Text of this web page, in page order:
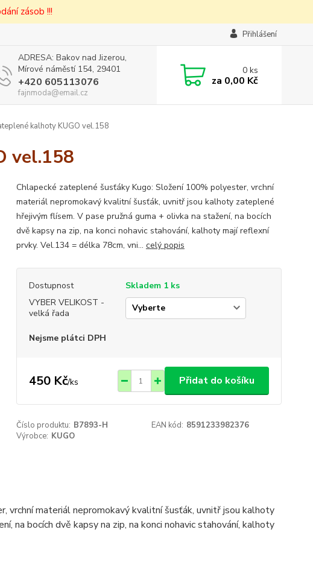
zásob !!!
Přihlášení
ADRESA: Bakov nad Jizerou,
Mírové náměstí 154, 29401
+420 605113076
fajnmoda@email.cz
0ks
za 0,00 Kč
kalhoty KUGO vel.158
vel.158
Chlapecké zateplené šusťáky Kugo: Složení 100% polyester, vrchní
materiál nepromokavý kvalitní šusťák, uvnitř jsou kalhoty zateplené
hřejivým flísem. V pase pružná guma + olivka na stažení, na bocích
dvě kapsy na zip, na konci nohavic stahování, kalhoty mají reflexní
prvky. Vel.134 = délka 78cm, vni... celý popis
Dostupnost
Skladem 1 ks
VYBER VELIKOST -
velká řada
Nejsme plátci DPH
450 Kč/ks Přidat do košíku
Číslo produktu: B7893-H EAN kód: 8591233982376
Výrobce: KUGO
vrchní materiál nepromokavý kvalitní šusťák, uvnitř jsou kalhoty
na bocích dvě kapsy na zip, na konci nohavic stahování, kalhoty